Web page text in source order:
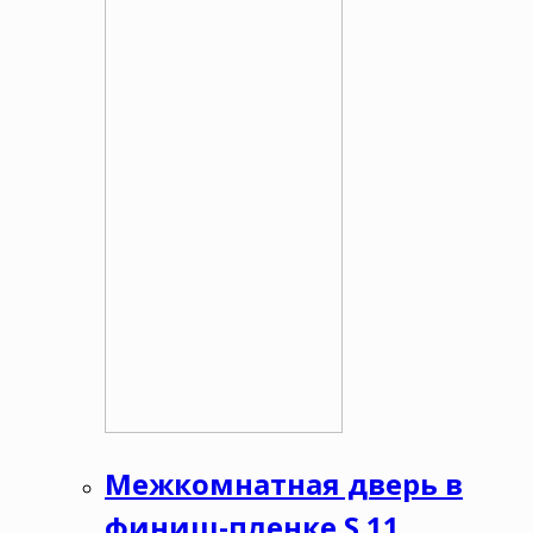
Межкомнатная дверь в